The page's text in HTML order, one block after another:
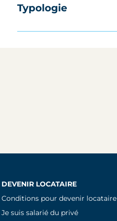
Typologie
DEVENIR LOCATAIRE
Conditions pour devenir locataire
Je suis salarié du privé